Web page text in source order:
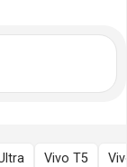
Vivo T5